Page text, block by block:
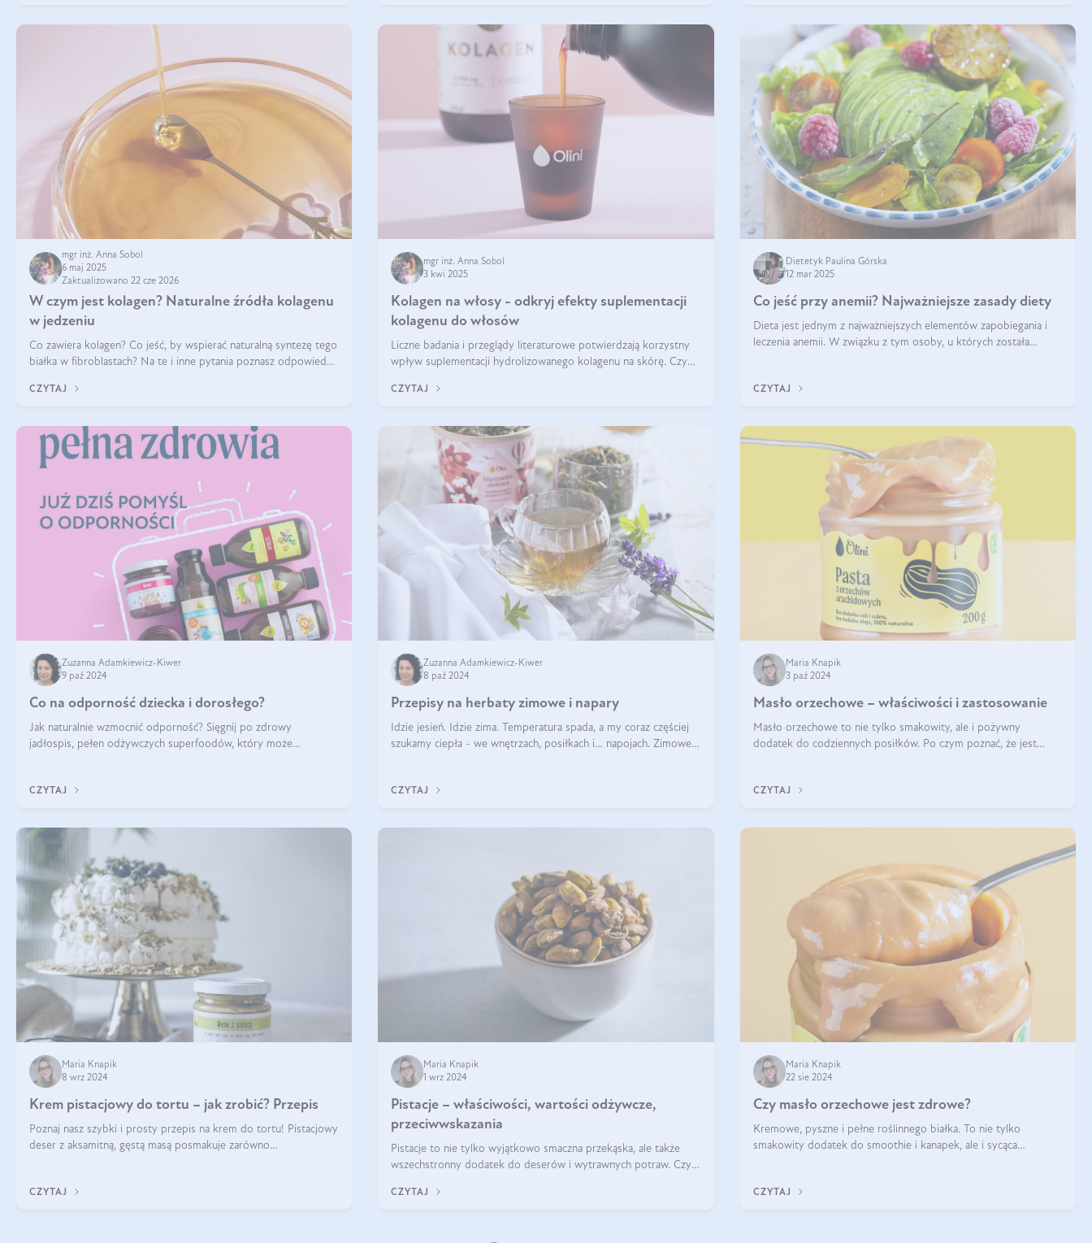
mgr inż. Anna Sobol
6 maj 2025
Zaktualizowano 22 cze 2026
W czym jest kolagen? Naturalne źródła kolagenu
w jedzeniu
Co zawiera kolagen? Co jeść, by wspierać naturalną syntezę tego
białka w fibroblastach? Na te i inne pytania poznasz odpowiedź
CZYTAJ
mgr inż. Anna Sobol
3 kwi 2025
Kolagen na włosy - odkryj efekty suplementacji
kolagenu do włosów
Liczne badania i przeglądy literaturowe potwierdzają korzystny
wpływ suplementacji hydrolizowanego kolagenu na skórę. Czy
CZYTAJ
Dietetyk Paulina Górska
12 mar 2025
Co jeść przy anemii? Najważniejsze zasady diety
Dieta jest jednym z najważniejszych elementów zapobiegania i
leczenia anemii. W związku z tym osoby, u których została
CZYTAJ
Zuzanna Adamkiewicz-Kiwer
9 paź 2024
Co na odporność dziecka i dorosłego?
Jak naturalnie wzmocnić odporność? Sięgnij po zdrowy
jadłospis, pełen odżywczych superfoodów, który może
CZYTAJ
Zuzanna Adamkiewicz-Kiwer
8 paź 2024
Przepisy na herbaty zimowe i napary
Idzie jesień. Idzie zima. Temperatura spada, a my coraz częściej
szukamy ciepła - we wnętrzach, posiłkach i… napojach. Zimowe
CZYTAJ
Maria Knapik
3 paź 2024
Masło orzechowe – właściwości i zastosowanie
Masło orzechowe to nie tylko smakowity, ale i pożywny
dodatek do codziennych posiłków. Po czym poznać, że jest
CZYTAJ
Maria Knapik
8 wrz 2024
Krem pistacjowy do tortu – jak zrobić? Przepis
Poznaj nasz szybki i prosty przepis na krem do tortu! Pistacjowy
deser z aksamitną, gęstą masą posmakuje zarówno
CZYTAJ
Maria Knapik
1 wrz 2024
Pistacje – właściwości, wartości odżywcze,
przeciwwskazania
Pistacje to nie tylko wyjątkowo smaczna przekąska, ale także
wszechstronny dodatek do deserów i wytrawnych potraw. Czy
każdy może się ni
CZYTAJ
Maria Knapik
22 sie 2024
Czy masło orzechowe jest zdrowe?
Kremowe, pyszne i pełne roślinnego białka. To nie tylko
smakowity dodatek do smoothie i kanapek, ale i sycąca
CZYTAJ